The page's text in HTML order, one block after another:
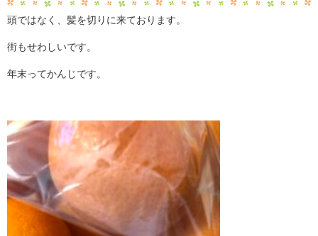
頭ではなく、髪を切りに来ております。
街もせわしいです。
年末ってかんじです。